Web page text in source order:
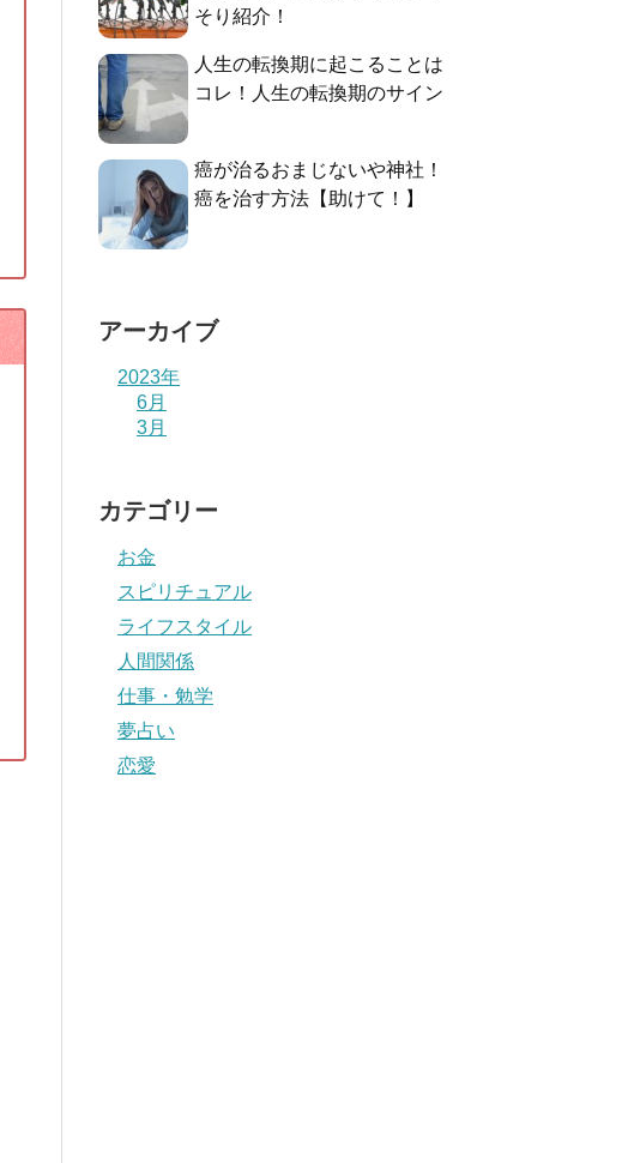
そり紹介！
人生の転換期に起こることは
コレ！人生の転換期のサイン
癌が治るおまじないや神社！
癌を治す方法【助けて！】
アーカイブ
2023年
6月
3月
カテゴリー
お金
スピリチュアル
ライフスタイル
人間関係
仕事・勉学
夢占い
恋愛